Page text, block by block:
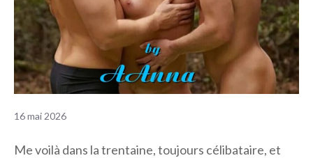
16 mai 2026
Me voilà dans la trentaine, toujours célibataire, et